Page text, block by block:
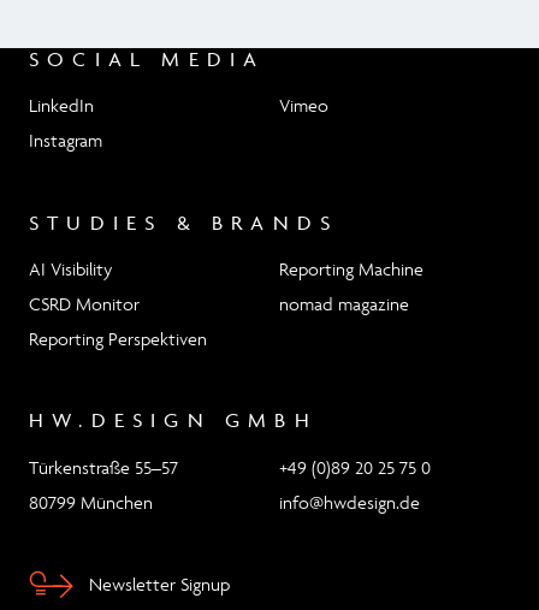
SOCIAL MEDIA
LinkedIn
Instagram
Vimeo
STUDIES & BRANDS
AI Visibility
CSRD Monitor
Reporting Perspektiven
Reporting Machine
nomad magazine
HW.DESIGN GMBH
Türkenstraße 55–57
80799 München
+49 (0)89 20 25 75 0
info@hwdesign.de
Newsletter Signup